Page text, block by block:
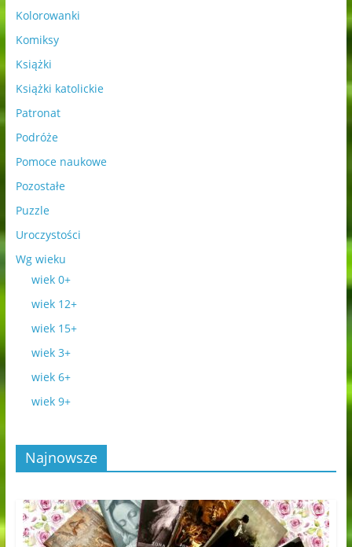
Kolorowanki
Komiksy
Książki
Książki katolickie
Patronat
Podróże
Pomoce naukowe
Pozostałe
Puzzle
Uroczystości
Wg wieku
wiek 0+
wiek 12+
wiek 15+
wiek 3+
wiek 6+
wiek 9+
Najnowsze